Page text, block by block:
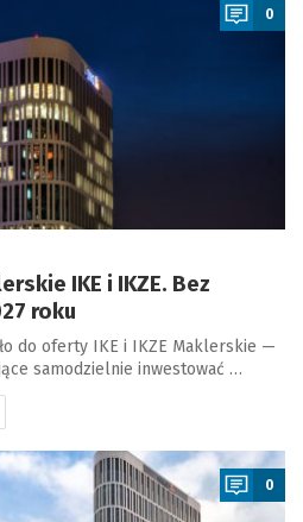
0
IKE i IKZE. Bez
roku
do oferty IKE i IKZE Maklerskie —
samodzielnie inwestować …
0